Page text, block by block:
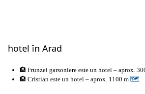
hotel în Arad
🏨 Frunzei garsoniere este un hotel – aprox.
🏨 Cristian este un hotel – aprox. 1100 m 🗺.